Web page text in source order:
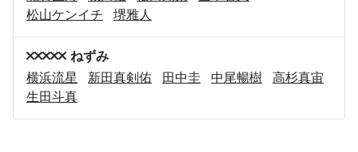
松山ケンイチ
堺雅人
ねずみ
横浜流星
新田真剣佑 田中圭 中尾暢樹
高杉真宙
生田斗真